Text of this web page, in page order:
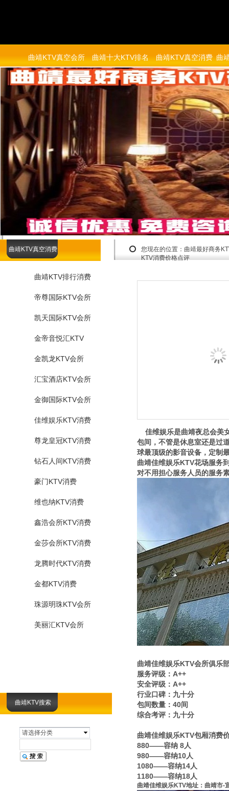
曲靖KTV真空会所 曲靖十大KTV排名 曲靖KTV真空消费 曲
曲靖KTV搜索
请选择分类
您现在的位置： 曲靖最好商务
KTV消费价格点评
曲靖KTV真空消费
曲靖KTV排行消费
帝尊国际KTV会所
凯天国际KTV会所
金帝音悦汇KTV
金凯龙KTV会所
汇宝酒店KTV会所
金御国际KTV会所
佳维娱乐KTV消费
尊龙皇冠KTV消费
钻石人间KTV消费
豪门KTV消费
维也纳KTV消费
鑫浩会所KTV消费
金莎会所KTV消费
龙腾时代KTV消费
金都KTV消费
珠源明珠KTV会所
美丽汇KTV会所
佳维娱乐是曲靖夜总会美
包间，不管是休息室还是过
球最顶级的影音设备，定制
曲靖佳维娱乐KTV花场服务
对不用担心服务人员的服务
曲靖佳维娱乐KTV会所俱乐
服务评级：A++
安全评级：A++
行业口碑：九十分
包间数量：40间
综合考评：九十分
曲靖佳维娱乐KTV包厢消费
880——容纳 8人
980——容纳10人
1080——容纳14人
1180——容纳18人
曲靖佳维娱乐KTV地址：曲靖市-